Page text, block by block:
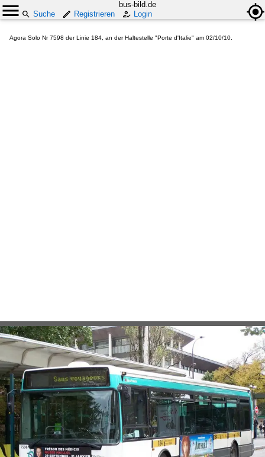
bus-bild.de
Suche
Registrieren Login
Agora Solo Nr 7598 der Linie 184, an der Haltestelle "Porte d'Italie" am 02/10/10.